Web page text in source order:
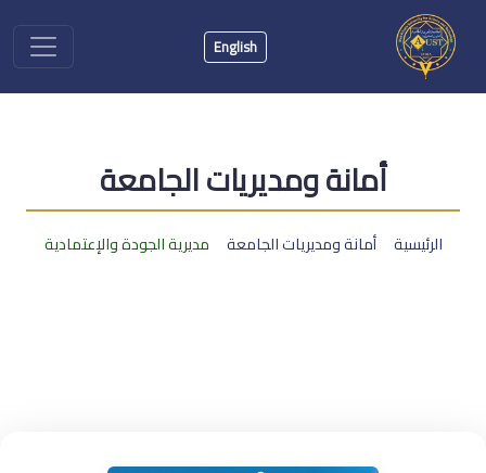
English
أمانة ومديريات الجامعة
الرئيسية أمانة ومديريات الجامعة مديرية الجودة والإعتمادية